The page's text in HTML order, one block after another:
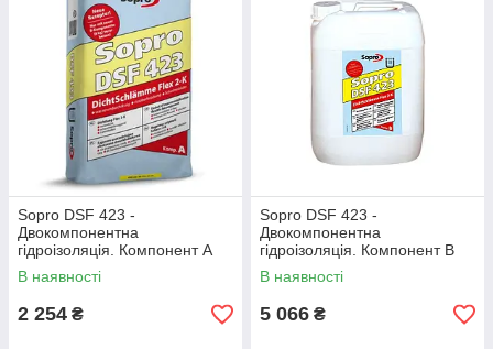
Sopro DSF 423 -
Двокомпонентна
гідроізоляція. Компонент А
(24кг)
В наявності
2 254 ₴
Sopro DSF 423 -
Двокомпонентна
гідроізоляція. Компонент В
(8кг)
В наявності
5 066 ₴